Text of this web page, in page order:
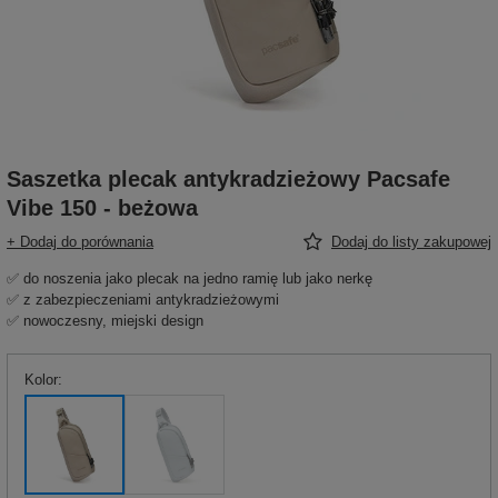
Saszetka plecak antykradzieżowy Pacsafe
Vibe 150 - beżowa
+ Dodaj do porównania Dodaj do listy zakupowej
✅ do noszenia jako plecak na jedno ramię lub jako nerkę
✅ z zabezpieczeniami antykradzieżowymi
✅ nowoczesny, miejski design
Kolor